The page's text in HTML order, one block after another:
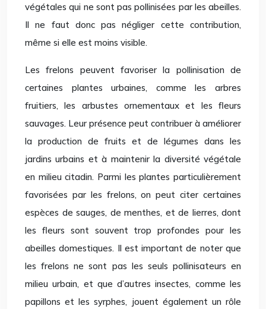
végétales qui ne sont pas pollinisées par les abeilles.
Il ne faut donc pas négliger cette contribution,
même si elle est moins visible.
Les frelons peuvent favoriser la pollinisation de
certaines plantes urbaines, comme les arbres
fruitiers, les arbustes ornementaux et les fleurs
sauvages. Leur présence peut contribuer à améliorer
la production de fruits et de légumes dans les
jardins urbains et à maintenir la diversité végétale
en milieu citadin. Parmi les plantes particulièrement
favorisées par les frelons, on peut citer certaines
espèces de sauges, de menthes, et de lierres, dont
les fleurs sont souvent trop profondes pour les
abeilles domestiques. Il est important de noter que
les frelons ne sont pas les seuls pollinisateurs en
milieu urbain, et que d’autres insectes, comme les
papillons et les syrphes, jouent également un rôle